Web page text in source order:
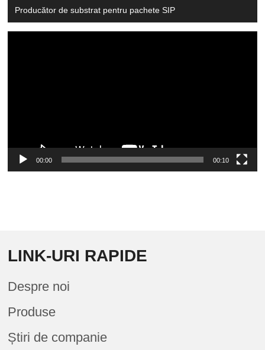
Producător de substrat pentru pachete SIP
00:00 00:10
LINK-URI RAPIDE
Despre noi
Produse
Știri de companie